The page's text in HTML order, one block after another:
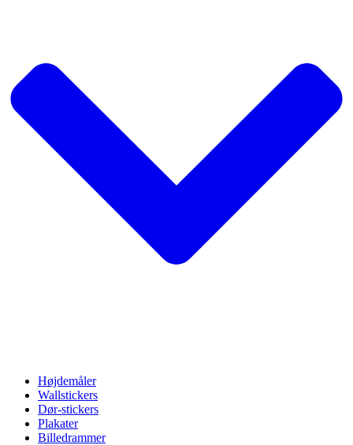
Højdemåler
Wallstickers
Dør-stickers
Plakater
Billedrammer